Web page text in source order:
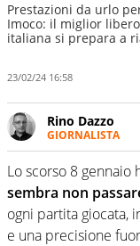
Prestazioni da urlo
Imoco: il miglior
italiana si prepara a
23/02/24 16:58
Rino Dazzo
GIORNALISTA
Se mai ci
una nicchia di
una svista
curve
Lo scorso 8 gennaio
sembra non
ogni partita giocata,
e una precisione